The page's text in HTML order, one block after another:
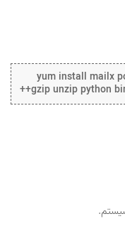
yum install mailx
gzip unzip python